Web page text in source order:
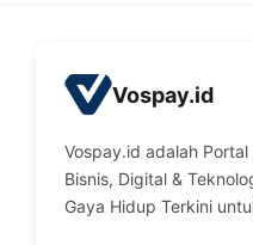
Vospay.id
Vospay.id adalah
Bisnis, Digital &
Gaya Hidup Terkini